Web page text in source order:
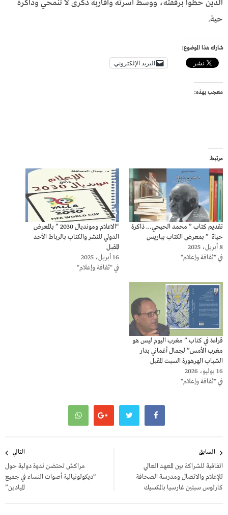
الذين حظوا برفقته، ووسط أسرته وأقاربه ذكرى لا تنمحي وذاكرة
حية.
شارك هذا الموضوع:
البريد الإلكتروني
معجب بهذه:
مرتبط
تقديم كتاب ” محمد الحيحي… ذاكرة
حياة ” بمعرض الكتاب بباريس
8 أبريل، 2025
في "ثقافة وإعلام"
“الاعلام ومونديال 2030 ” بالمعرض
الدولي للنشر والكتاب بالرباط الأحد
المقبل
16 أبريل، 2025
في "ثقافة وإعلام"
قراءة في كتاب ” مغرب اليوم ليس هو
مغرب الأمس” لجمال أغماني بدار
الشباب الهرهورة السبت المقبل
16 يوليو، 2026
في "ثقافة وإعلام"
المقالات
السابق
اتفاقية للشراكة بين المعهد العالي
للإعلام والاتصال ومدرسة الصحافة
كارلوس سبتين غارسيا بالمكسيك
التالي
مراكش تحتضن ندوة دولية حول
“ديكولونيالية أصوات النساء في جميع
الميادين”